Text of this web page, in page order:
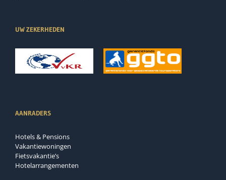
UW ZEKERHEDEN
AANRADERS
Hotels & Pensions
Vakantiewoningen
Fietsvakantie’s
Hotelarrangementen